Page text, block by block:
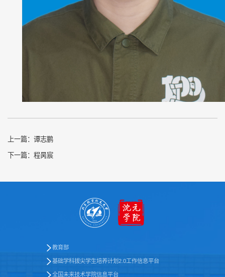
上一篇： 谭志鹏
下一篇： 程昺宸
教育部
基础学科拔尖学生培养计划2.0工作信息平台
全国未来技术学院信息平台